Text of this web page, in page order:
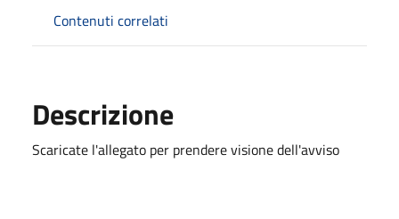
Contenuti correlati
Descrizione
Scaricate l'allegato per prendere visione dell'avviso